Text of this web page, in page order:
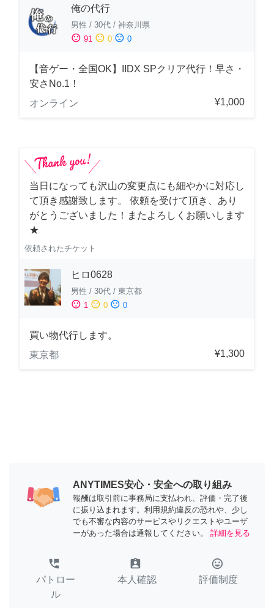
俺の代行
男性 / 30代 / 神奈川県
sentiment_satisfied 91 sentiment_neutral 0 sentiment_dissatisfied 0
【音ゲー・全国OK】IIDX SPクリア代行！早さ・
安さNo.1！
オンライン
¥1,000
当日になっても沢山の変更点にも細やかに対応し
て頂き感謝致します。 依頼を受けて頂き、あり
がとうございました！またよろしくお願いします
★
依頼されたチケット
ヒロ0628
男性 / 30代 / 東京都
sentiment_satisfied 1 sentiment_neutral 0 sentiment_dissatisfied 0
買い物代行します。
東京都
¥1,300
ANYTIMES安心・安全への取り組み
報酬は取引前に事務局に支払われ、評価・完了後
に振り込まれます。利用規約違反の恐れや、少し
でも不審な内容のサービスやリクエストやユーザ
ーがあった場合は通報してください。
詳細を見る
perm_phone_msg
パトロー
ル
assignment_ind
本人確認
tag_faces
評価制度